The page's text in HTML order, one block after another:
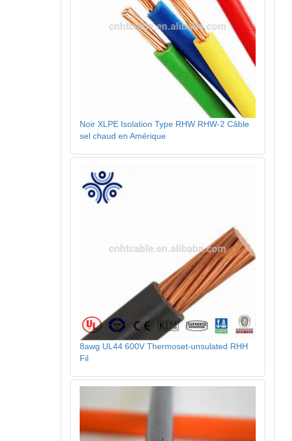
Noir XLPE Isolation Type RHW RHW-2 Câble
sel chaud en Amérique
8awg UL44 600V Thermoset-unsulated RHH
Fil